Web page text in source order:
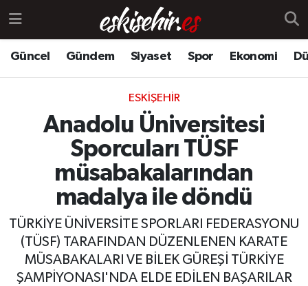
Güncel Gündem Siyaset Spor Ekonomi
ESKIŞEHIR
Anadolu Üniversitesi
Sporcuları TÜSF
müsabakalarından
madalya ile döndü
TÜRKİYE ÜNİVERSİTE SPORLARI FEDERASYONU
(TÜSF) TARAFINDAN DÜZENLENEN KARATE
MÜSABAKALARI VE BİLEK GÜREŞİ TÜRKİYE
ŞAMPİYONASI'NDA ELDE EDİLEN BAŞARILAR